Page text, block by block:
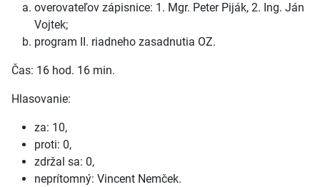
overovateľov zápisnice: 1. Mgr. Peter Piják, 2. Ing. Ján
Vojtek;
program II. riadneho zasadnutia OZ.
Čas: 16 hod. 16 min.
Hlasovanie:
za: 10,
proti: 0,
zdržal sa: 0,
neprítomný: Vincent Nemček.